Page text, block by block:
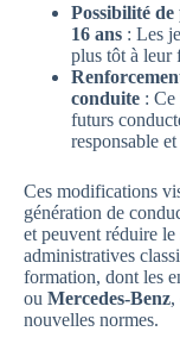
Possibilité de
16 ans : Les
plus tôt à leur
conduite : Ce
futurs
responsable
Ces modifications
génération de
et peuvent réduire le
administratives
formation, dont les
ou Mercedes-Benz,
nouvelles normes.